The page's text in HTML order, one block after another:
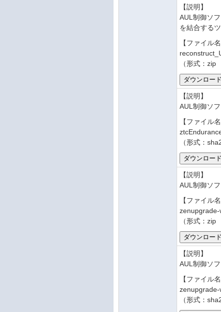
【説明】
AUL制御ソ
を結合する
【ファイル
（形式：
【説明】
AUL制御ソ
【ファイル
（形式：
【説明】
AUL制御ソ
【ファイル
（形式：
【説明】
AUL制御ソ
【ファイル
（形式：